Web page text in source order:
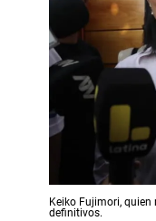
Keiko Fujimori,
definitivos.